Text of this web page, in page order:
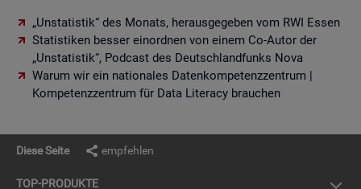
„Unstatistik“ des Monats, herausgegeben vom RWI Essen
Statistiken besser einordnen von einem Co-Autor der
„Unstatistik“, Podcast des Deutschlandfunks Nova
Warum wir ein nationales Datenkompetenzzentrum |
Kompetenzzentrum für Data Literacy brauchen
Diese Seite empfehlen
TOP-PRO­DUK­TE